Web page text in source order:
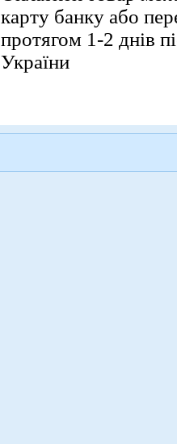
карту банку або
протягом 1-2 днів
України